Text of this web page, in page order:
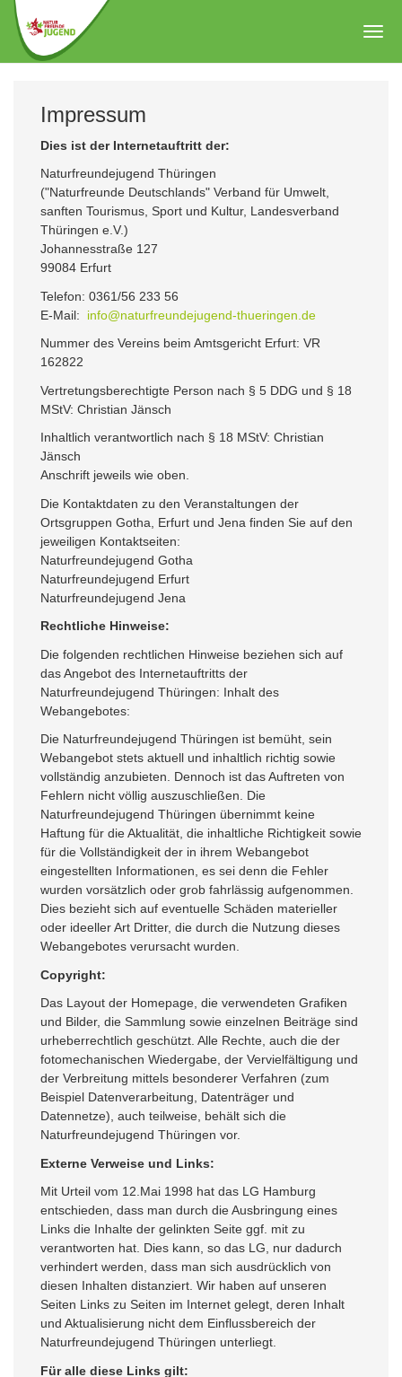
Zum
Hauptinhalt
springen
Impressum
Dies ist der Internetauftritt der:
Naturfreundejugend Thüringen
("Naturfreunde Deutschlands" Verband für Umwelt,
sanften Tourismus, Sport und Kultur, Landesverband
Thüringen e.V.)
Johannesstraße 127
99084 Erfurt
Telefon: 0361/56 233 56
E-Mail: info@naturfreundejugend-thueringen.de
Nummer des Vereins beim Amtsgericht Erfurt: VR
162822
Vertretungsberechtigte Person nach § 5 DDG und § 18
MStV: Christian Jänsch
Inhaltlich verantwortlich nach § 18 MStV: Christian
Jänsch
Anschrift jeweils wie oben.
Die Kontaktdaten zu den Veranstaltungen der
Ortsgruppen Gotha, Erfurt und Jena finden Sie auf den
jeweiligen Kontaktseiten:
Naturfreundejugend Gotha
Naturfreundejugend Erfurt
Naturfreundejugend Jena
Rechtliche Hinweise:
Die folgenden rechtlichen Hinweise beziehen sich auf
das Angebot des Internetauftritts der
Naturfreundejugend Thüringen: Inhalt des
Webangebotes:
Die Naturfreundejugend Thüringen ist bemüht, sein
Webangebot stets aktuell und inhaltlich richtig sowie
vollständig anzubieten. Dennoch ist das Auftreten von
Fehlern nicht völlig auszuschließen. Die
Naturfreundejugend Thüringen übernimmt keine
Haftung für die Aktualität, die inhaltliche Richtigkeit sowie
für die Vollständigkeit der in ihrem Webangebot
eingestellten Informationen, es sei denn die Fehler
wurden vorsätzlich oder grob fahrlässig aufgenommen.
Dies bezieht sich auf eventuelle Schäden materieller
oder ideeller Art Dritter, die durch die Nutzung dieses
Webangebotes verursacht wurden.
Copyright:
Das Layout der Homepage, die verwendeten Grafiken
und Bilder, die Sammlung sowie einzelnen Beiträge sind
urheberrechtlich geschützt. Alle Rechte, auch die der
fotomechanischen Wiedergabe, der Vervielfältigung und
der Verbreitung mittels besonderer Verfahren (zum
Beispiel Datenverarbeitung, Datenträger und
Datennetze), auch teilweise, behält sich die
Naturfreundejugend Thüringen vor.
Externe Verweise und Links:
Mit Urteil vom 12.Mai 1998 hat das LG Hamburg
entschieden, dass man durch die Ausbringung eines
Links die Inhalte der gelinkten Seite ggf. mit zu
verantworten hat. Dies kann, so das LG, nur dadurch
verhindert werden, dass man sich ausdrücklich von
diesen Inhalten distanziert. Wir haben auf unseren
Seiten Links zu Seiten im Internet gelegt, deren Inhalt
und Aktualisierung nicht dem Einflussbereich der
Naturfreundejugend Thüringen unterliegt.
Für alle diese Links gilt: